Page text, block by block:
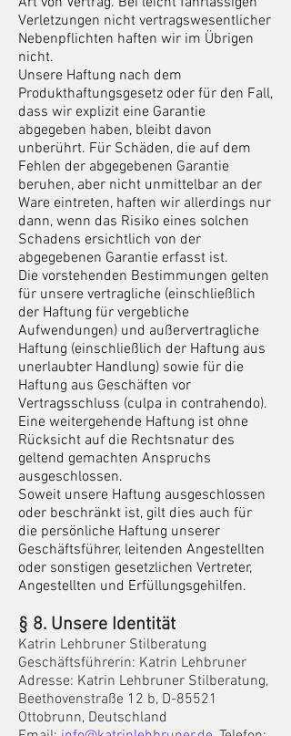
Verletzungen nicht vertragswesentlicher
Nebenpflichten haften wir im Übrigen
nicht.
Unsere Haftung nach dem
Produkthaftungsgesetz oder für den Fall,
dass wir explizit eine Garantie
abgegeben haben, bleibt davon
unberührt. Für Schäden, die auf dem
Fehlen der abgegebenen Garantie
beruhen, aber nicht unmittelbar an der
Ware eintreten, haften wir allerdings nur
dann, wenn das Risiko eines solchen
Schadens ersichtlich von der
abgegebenen Garantie erfasst ist.
Die vorstehenden Bestimmungen gelten
für unsere vertragliche (einschließlich
der Haftung für vergebliche
Aufwendungen) und außervertragliche
Haftung (einschließlich der Haftung aus
unerlaubter Handlung) sowie für die
Haftung aus Geschäften vor
Vertragsschluss (culpa in contrahendo).
Eine weitergehende Haftung ist ohne
Rücksicht auf die Rechtsnatur des
geltend gemachten Anspruchs
ausgeschlossen.
Soweit unsere Haftung ausgeschlossen
oder beschränkt ist, gilt dies auch für
die persönliche Haftung unserer
Geschäftsführer, leitenden Angestellten
oder sonstigen gesetzlichen Vertreter,
Angestellten und Erfüllungsgehilfen.
§ 8. Unsere Identität
Katrin Lehbruner Stilberatung
Geschäftsführerin: Katrin Lehbruner
Adresse: Katrin Lehbruner Stilberatung,
Beethovenstraße 12 b, D-85521
Ottobrunn, Deutschland